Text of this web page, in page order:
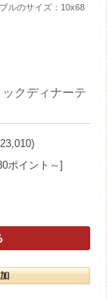
ルのサイズ：10x68
クディナーテ
ポイント～]